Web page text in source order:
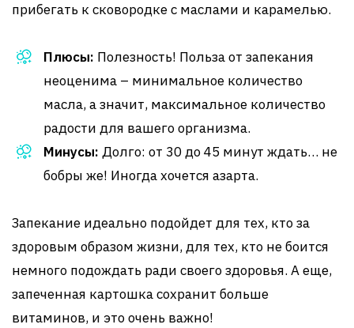
прибегать к сковородке с маслами и карамелью.
Плюсы: Полезность! Польза от запекания
неоценима – минимальное количество
масла, а значит, максимальное количество
радости для вашего организма.
Минусы: Долго: от 30 до 45 минут ждать… не
бобры же! Иногда хочется азарта.
Запекание идеально подойдет для тех, кто за
здоровым образом жизни, для тех, кто не боится
немного подождать ради своего здоровья. А еще,
запеченная картошка сохранит больше
витаминов, и это очень важно!